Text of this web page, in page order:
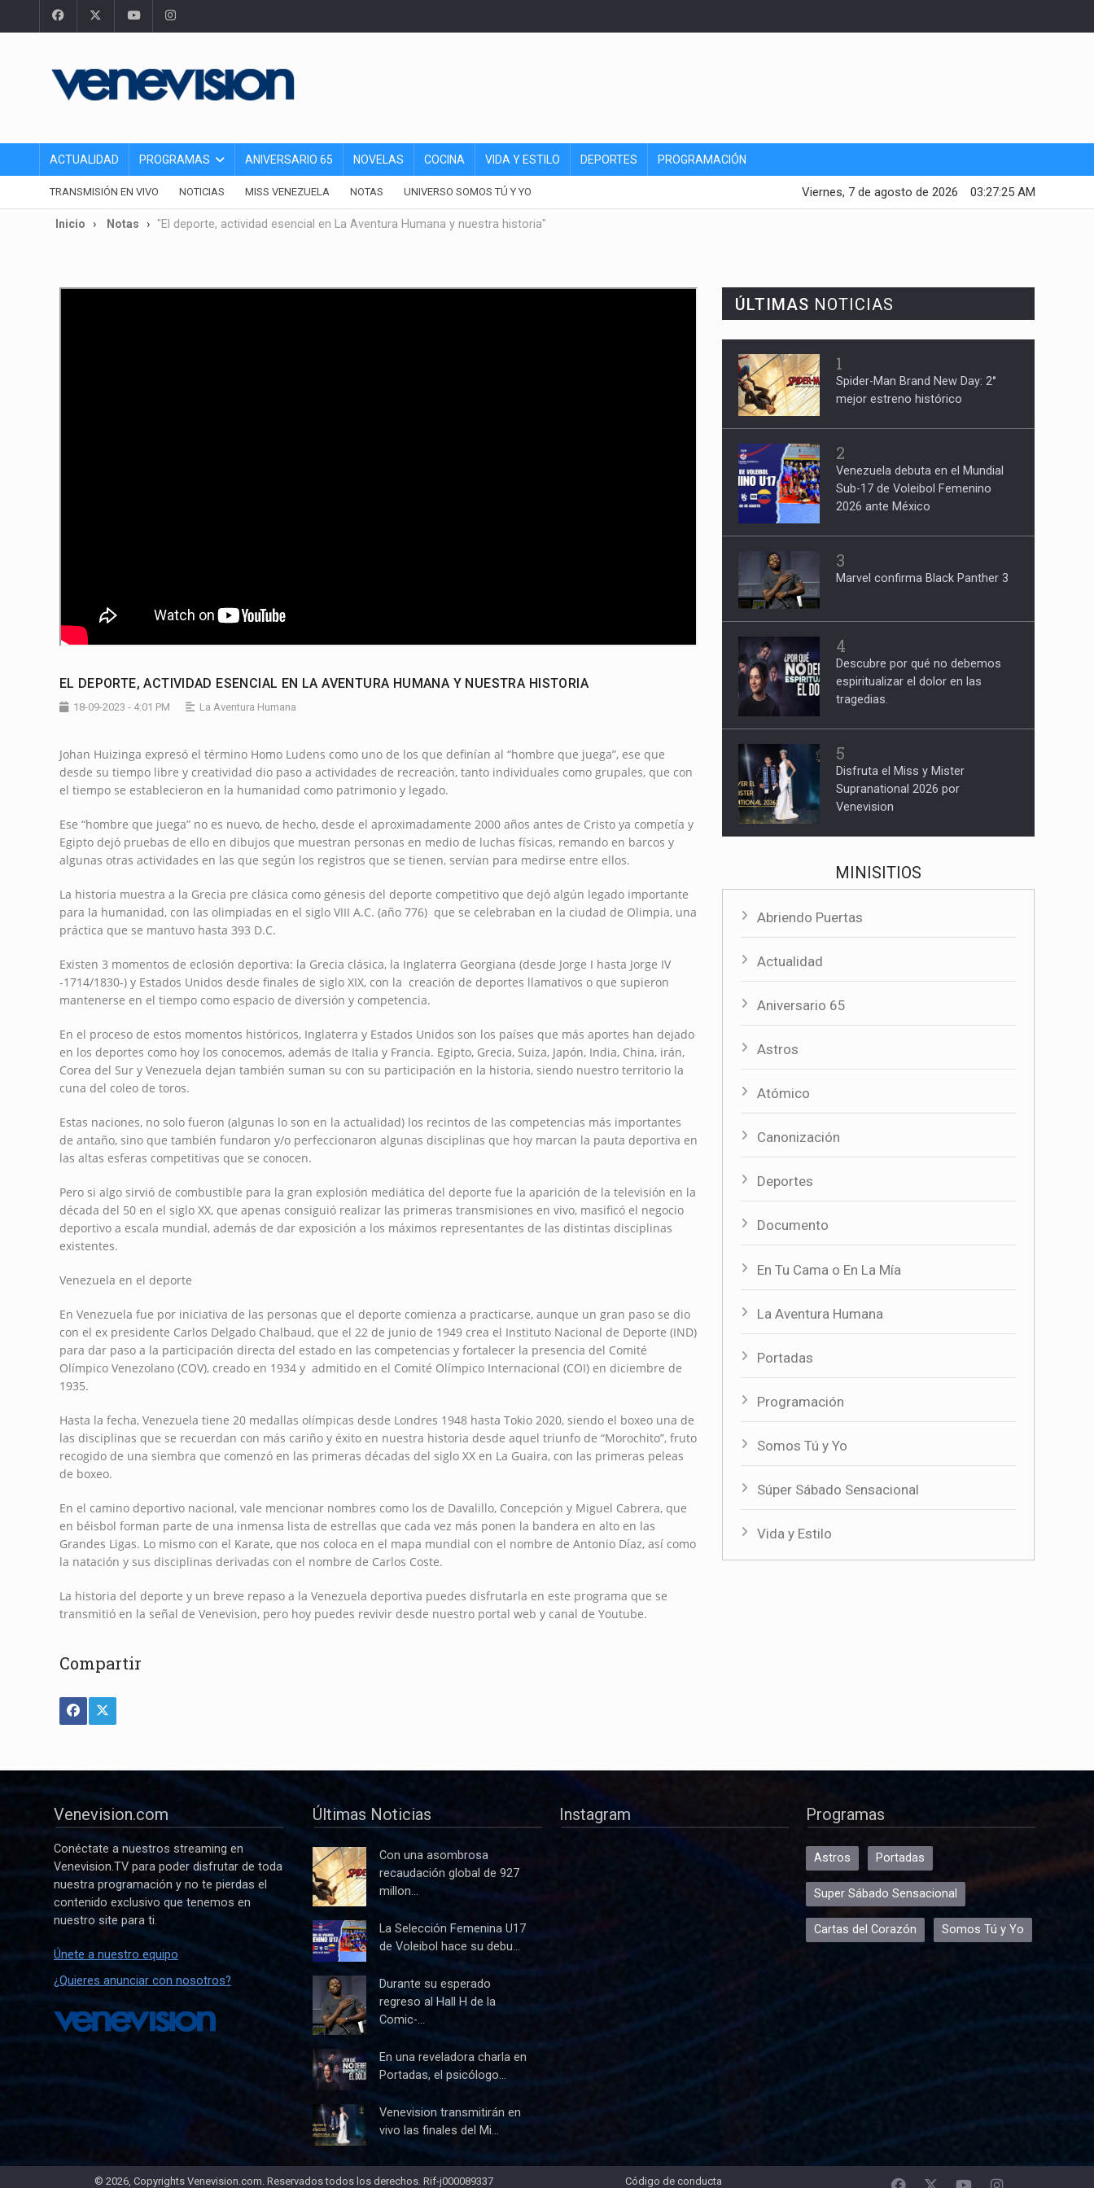
ACTUALIDAD PROGRAMAS ANIVERSARIO 65 NOVELAS COCINA VIDA Y ESTILO DEPORTES PROGRAMACIÓN
TRANSMISIÓN EN VIVO NOTICIAS MISS VENEZUELA NOTAS UNIVERSO SOMOS TÚ Y YO 03:27:26 AM
Viernes, 7 de agosto de 2026
Inicio Notas "El deporte, actividad esencial en La Aventura Humana y nuestra historia"
EL DEPORTE, ACTIVIDAD ESENCIAL EN LA AVENTURA HUMANA Y NUESTRA HISTORIA
18-09-2023 - 4:01 PM La Aventura Humana
Johan Huizinga expresó el término Homo Ludens como uno de los que definían al “hombre que juega”, ese que
desde su tiempo libre y creatividad dio paso a actividades de recreación, tanto individuales como grupales, que con
el tiempo se establecieron en la humanidad como patrimonio y legado.
Ese “hombre que juega” no es nuevo, de hecho, desde el aproximadamente 2000 años antes de Cristo ya competía y
Egipto dejó pruebas de ello en dibujos que muestran personas en medio de luchas físicas, remando en barcos y
algunas otras actividades en las que según los registros que se tienen, servían para medirse entre ellos.
La historia muestra a la Grecia pre clásica como génesis del deporte competitivo que dejó algún legado importante
para la humanidad, con las olimpiadas en el siglo VIII A.C. (año 776) que se celebraban en la ciudad de Olimpia, una
práctica que se mantuvo hasta 393 D.C.
Existen 3 momentos de eclosión deportiva: la Grecia clásica, la Inglaterra Georgiana (desde Jorge I hasta Jorge IV
-1714/1830-) y Estados Unidos desde finales de siglo XIX, con la creación de deportes llamativos o que supieron
mantenerse en el tiempo como espacio de diversión y competencia.
En el proceso de estos momentos históricos, Inglaterra y Estados Unidos son los países que más aportes han dejado
en los deportes como hoy los conocemos, además de Italia y Francia. Egipto, Grecia, Suiza, Japón, India, China, irán,
Corea del Sur y Venezuela dejan también suman su con su participación en la historia, siendo nuestro territorio la
cuna del coleo de toros.
Estas naciones, no solo fueron (algunas lo son en la actualidad) los recintos de las competencias más importantes
de antaño, sino que también fundaron y/o perfeccionaron algunas disciplinas que hoy marcan la pauta deportiva en
las altas esferas competitivas que se conocen.
Pero si algo sirvió de combustible para la gran explosión mediática del deporte fue la aparición de la televisión en la
década del 50 en el siglo XX, que apenas consiguió realizar las primeras transmisiones en vivo, masificó el negocio
deportivo a escala mundial, además de dar exposición a los máximos representantes de las distintas disciplinas
existentes.
Venezuela en el deporte
En Venezuela fue por iniciativa de las personas que el deporte comienza a practicarse, aunque un gran paso se dio
con el ex presidente Carlos Delgado Chalbaud, que el 22 de junio de 1949 crea el Instituto Nacional de Deporte (IND)
para dar paso a la participación directa del estado en las competencias y fortalecer la presencia del Comité
Olímpico Venezolano (COV), creado en 1934 y admitido en el Comité Olímpico Internacional (COI) en diciembre de
1935.
Hasta la fecha, Venezuela tiene 20 medallas olímpicas desde Londres 1948 hasta Tokio 2020, siendo el boxeo una de
las disciplinas que se recuerdan con más cariño y éxito en nuestra historia desde aquel triunfo de “Morochito”, fruto
recogido de una siembra que comenzó en las primeras décadas del siglo XX en La Guaira, con las primeras peleas
de boxeo.
En el camino deportivo nacional, vale mencionar nombres como los de Davalillo, Concepción y Miguel Cabrera, que
en béisbol forman parte de una inmensa lista de estrellas que cada vez más ponen la bandera en alto en las
Grandes Ligas. Lo mismo con el Karate, que nos coloca en el mapa mundial con el nombre de Antonio Díaz, así como
la natación y sus disciplinas derivadas con el nombre de Carlos Coste.
La historia del deporte y un breve repaso a la Venezuela deportiva puedes disfrutarla en este programa que se
transmitió en la señal de Venevision, pero hoy puedes revivir desde nuestro portal web y canal de Youtube.
Compartir
ÚLTIMAS NOTICIAS
1
Spider-Man Brand New Day: 2°
mejor estreno histórico
2
Venezuela debuta en el Mundial
Sub-17 de Voleibol Femenino
2026 ante México
3
Marvel confirma Black Panther 3
4
Descubre por qué no debemos
espiritualizar el dolor en las
tragedias.
5
Disfruta el Miss y Mister
Supranational 2026 por
Venevision
MINISITIOS
Abriendo Puertas
Actualidad
Aniversario 65
Astros
Atómico
Canonización
Deportes
Documento
En Tu Cama o En La Mía
La Aventura Humana
Portadas
Programación
Somos Tú y Yo
Súper Sábado Sensacional
Vida y Estilo
Venevision.com
Conéctate a nuestros streaming en
Venevision.TV para poder disfrutar de toda
nuestra programación y no te pierdas el
contenido exclusivo que tenemos en
nuestro site para ti.
Únete a nuestro equipo
¿Quieres anunciar con nosotros?
Últimas Noticias
Con una asombrosa
recaudación global de 927
millon...
La Selección Femenina U17
de Voleibol hace su debu...
Durante su esperado
regreso al Hall H de la
Comic-...
En una reveladora charla en
Portadas, el psicólogo...
Venevision transmitirán en
vivo las finales del Mi...
Instagram Programas
Astros Portadas
Super Sábado Sensacional
Cartas del Corazón Somos Tú y Yo
© 2026, Copyrights Venevision.com. Reservados todos los derechos. Rif-j000089337 Código de conducta